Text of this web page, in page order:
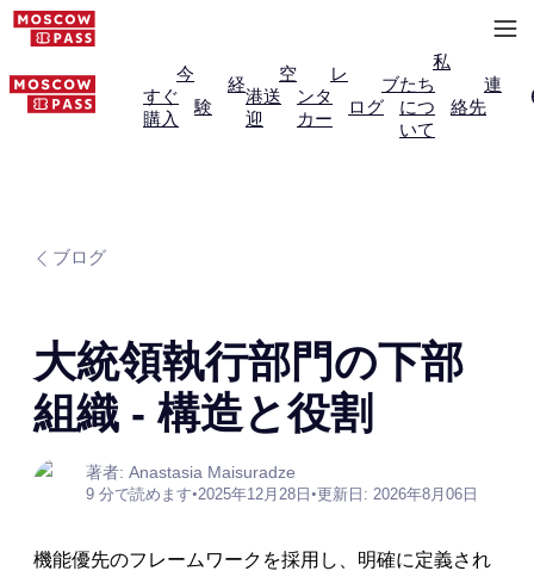
今
すぐ
購入
経
験
空
港送
迎
レ
ンタ
カー
ブ
ログ
私
たち
につ
いて
連
絡先
ブログ
大統領執行部門の下部
組織 - 構造と役割
著者: Anastasia Maisuradze
9 分で読めます•2025年12月28日 •更新日: 2026年8月06日
機能優先のフレームワークを採用し、明確に定義され